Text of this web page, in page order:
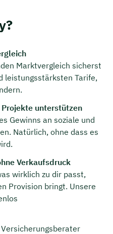
Marktvergleich sicherst
leistungsstärksten Tarife,
unterstützen
Gewinns an soziale und
Natürlich, ohne dass es
Verkaufsdruck
wirklich zu dir passt,
Provision bringt. Unsere